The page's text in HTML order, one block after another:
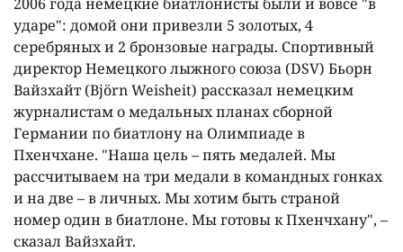
ударе": домой они привезли 5 золотых, 4
серебряных и 2 бронзовые награды. Спортивный
директор Немецкого лыжного союза (DSV) Бьорн
Вайзхайт (Björn Weisheit) рассказал немецким
журналистам о медальных планах сборной
Германии по биатлону на Олимпиаде в
Пхенчхане. "Наша цель – пять медалей. Мы
рассчитываем на три медали в командных гонках
и на две – в личных. Мы хотим быть страной
номер один в биатлоне. Мы готовы к Пхенчхану", –
сказал Вайзхайт.